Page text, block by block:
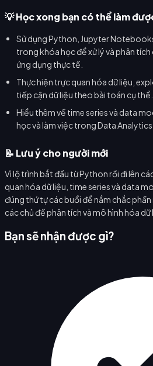
💡 Học xong bạn có thể làm
Sử dụng Python, Jupyter
trong khóa học để xử lý và phân
ứng dụng thực tế.
Thực hiện trực quan hóa dữ liệu,
tiếp cận dữ liệu theo bài toán cụ thể.
Hiểu thêm về time series và data
học và làm việc trong Data Analytics.
📝 Lưu ý cho người mới
Vì lộ trình bắt đầu từ Python rồi đi lên
quan hóa dữ liệu, time series và data
đúng thứ tự các buổi để nắm chắc
các chủ đề phân tích và mô hình hóa dữ
Bạn sẽ nhận được gì?